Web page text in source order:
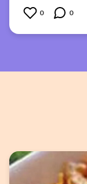
0 0